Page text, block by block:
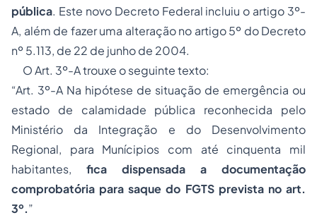
pública. Este novo Decreto Federal incluiu o artigo 3º-
A, além de fazer uma alteração no artigo 5º do Decreto
nº 5.113, de 22 de junho de 2004.
O Art. 3º-A trouxe o seguinte texto:
“Art. 3º-A Na hipótese de situação de emergência ou
estado de calamidade pública reconhecida pelo
Ministério da Integração e do Desenvolvimento
Regional, para Munícipios com até cinquenta mil
habitantes, fica dispensada a documentação
comprobatória para saque do FGTS prevista no art.
3º.”